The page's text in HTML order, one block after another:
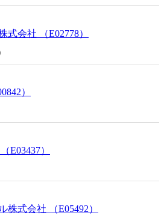
式会社 （E02778）
）
E03437）
式会社 （E05492）